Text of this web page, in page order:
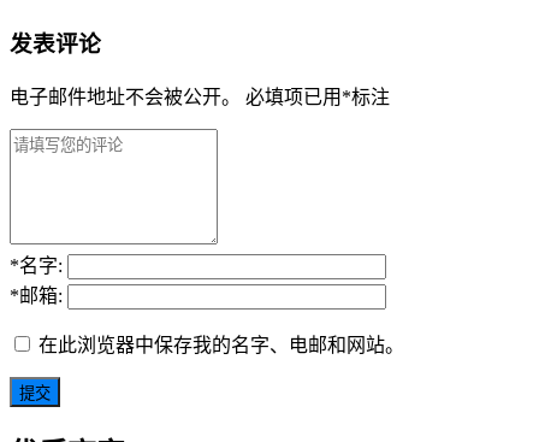
发表评论
电子邮件地址不会被公开。 必填项已用 *标注
*名字:
*邮箱:
在此浏览器中保存我的名字、电邮和网站。